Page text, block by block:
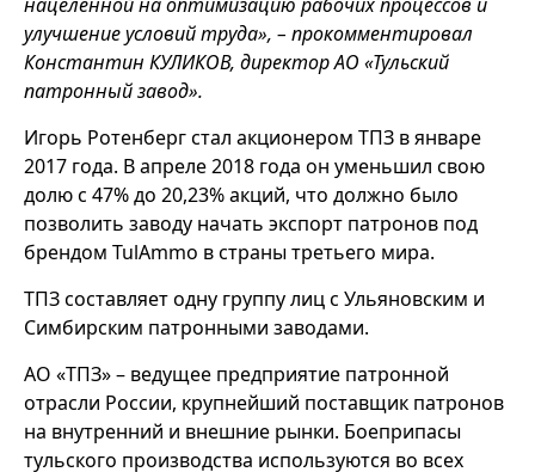
улучшение условий труда», – прокомментировал
Константин КУЛИКОВ, директор АО «Тульский
патронный завод».
Игорь Ротенберг стал акционером ТПЗ в январе
2017 года. В апреле 2018 года он уменьшил свою
долю с 47% до 20,23% акций, что должно было
позволить заводу начать экспорт патронов под
брендом TulAmmo в страны третьего мира.
ТПЗ составляет одну группу лиц с Ульяновским и
Симбирским патронными заводами.
АО «ТПЗ» – ведущее предприятие патронной
отрасли России, крупнейший поставщик патронов
на внутренний и внешние рынки. Боеприпасы
тульского производства используются во всех